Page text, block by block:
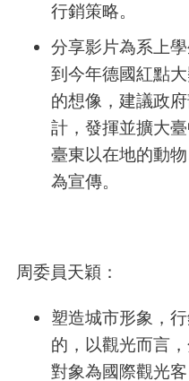
行銷策略。
分享影片為系上
到今年德國紅點
的想像，建議政
計，發揮並擴大
臺東以在地的動
為宣傳。
周委員天穎：
塑造城市形象，
的，以觀光而言
對象為國際觀光